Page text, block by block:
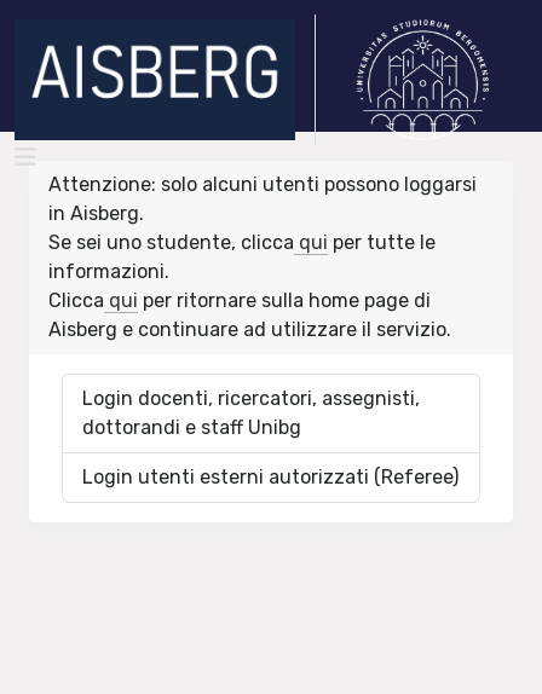
Attenzione: solo alcuni utenti possono loggarsi
in Aisberg.
Se sei uno studente, clicca qui per tutte le
informazioni.
Clicca qui per ritornare sulla home page di
Aisberg e continuare ad utilizzare il servizio.
Login docenti, ricercatori, assegnisti,
dottorandi e staff Unibg
Login utenti esterni autorizzati (Referee)